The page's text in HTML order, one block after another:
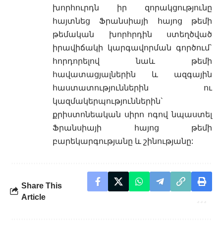
խորհուրդն իր զորակցությունը
հայտնեց Ֆրանսիայի հայոց թեմի
թեմական խորհրդին ստեղծված
իրավիճակի կարգավորման գործում`
հորդորելով նաև թեմի
հավատացյալներին և ազգային
հաստատություններին ու
կազմակերպություններին`
քրիստոնեական սիրո ոգով նպաստել
Ֆրանսիայի հայոց թեմի
բարեկարգությանը և շինությանը:
Share This
Article